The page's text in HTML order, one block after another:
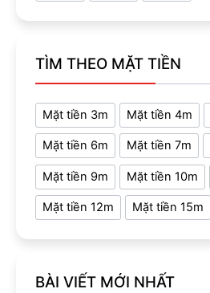
TÌM THEO MẶT TIỀN
Mặt tiền 3m Mặt tiền 4m
Mặt tiền 6m Mặt tiền 7m
Mặt tiền 9m Mặt tiền 10m
Mặt tiền 12m Mặt tiền 15m
BÀI VIẾT MỚI NHẤT